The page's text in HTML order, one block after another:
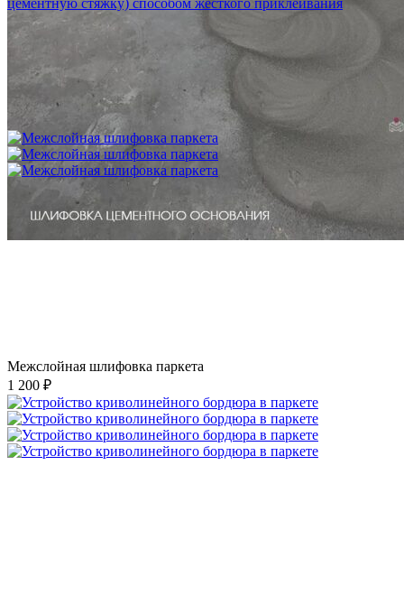
Укладка фанеры на бетонное основание (огрунтованную
цементную стяжку) способом жесткого приклеивания
750 ₽
Межслойная шлифовка паркета
1 200 ₽